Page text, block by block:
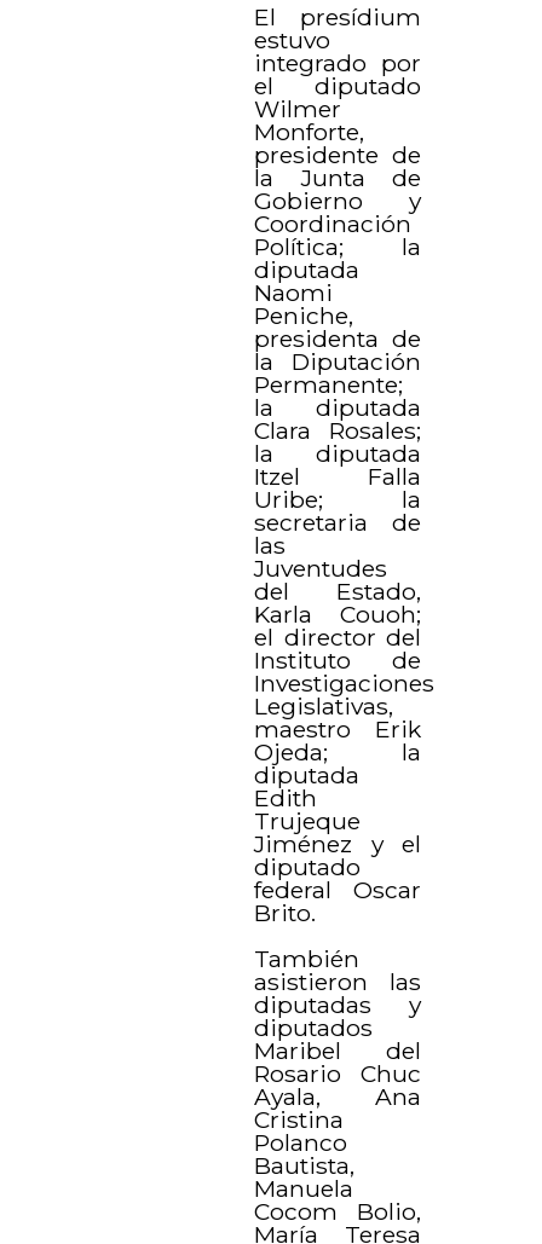
El presídium
estuvo
integrado por
el diputado
Wilmer
Monforte,
presidente de
la Junta de
Gobierno y
Coordinación
Política; la
diputada
Naomi
Peniche,
presidenta de
la Diputación
Permanente;
la diputada
Clara Rosales;
la diputada
Itzel Falla
Uribe; la
secretaria de
las
Juventudes
del Estado,
Karla Couoh;
el director del
Instituto de
Investigaciones
Legislativas,
maestro Erik
Ojeda; la
diputada
Edith
Trujeque
Jiménez y el
diputado
federal Oscar
Brito.
También
asistieron las
diputadas y
diputados
Maribel del
Rosario Chuc
Ayala, Ana
Cristina
Polanco
Bautista,
Manuela
Cocom Bolio,
María Teresa